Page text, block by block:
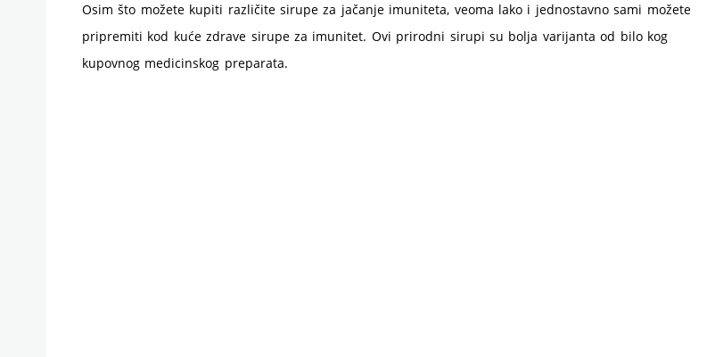
Osim što možete kupiti različite sirupe za jačanje imuniteta, veoma lako i jednostavno sami možete
pripremiti kod kuće zdrave sirupe za imunitet. Ovi prirodni sirupi su bolja varijanta od bilo kog
kupovnog medicinskog preparata.